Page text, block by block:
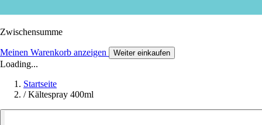
Zwischensumme
Meinen Warenkorb anzeigen Weiter einkaufen
Loading...
Startseite
/ Kältespray 400ml